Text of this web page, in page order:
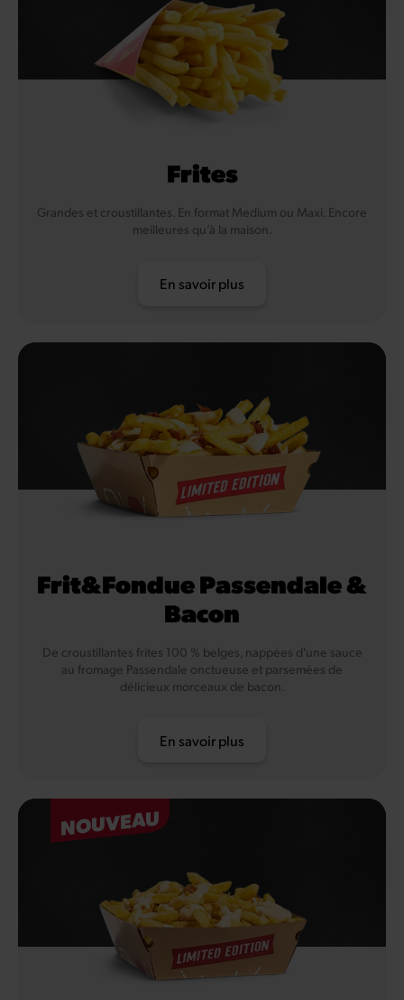
Frites
Grandes et croustillantes. En format Medium ou Maxi. Encore
meilleures qu’à la maison.
En savoir plus
Frit&Fondue Passendale &
Bacon
De croustillantes frites 100 % belges, nappées d'une sauce
au fromage Passendale onctueuse et parsemées de
délicieux morceaux de bacon.
En savoir plus
NOUVEAU